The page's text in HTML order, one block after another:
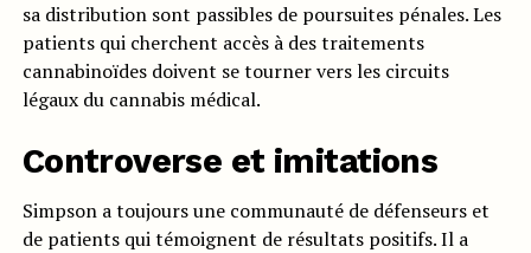
sa distribution sont passibles de poursuites pénales. Les
patients qui cherchent accès à des traitements
cannabinoïdes doivent se tourner vers les circuits
légaux du cannabis médical.
Controverse et imitations
Simpson a toujours une communauté de défenseurs et
de patients qui témoignent de résultats positifs. Il a